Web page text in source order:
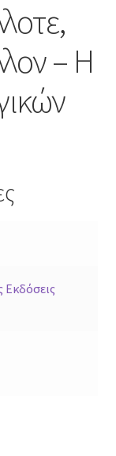
– Η
Εκδόσεις